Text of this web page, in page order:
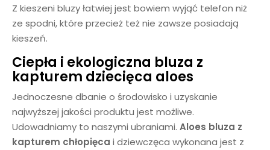
Z kieszeni bluzy łatwiej jest bowiem wyjąć telefon niż
ze spodni, które przecież też nie zawsze posiadają
kieszeń.
Ciepła i ekologiczna bluza z
kapturem dziecięca aloes
Jednoczesne dbanie o środowisko i uzyskanie
najwyższej jakości produktu jest możliwe.
Udowadniamy to naszymi ubraniami. Aloes bluza z
kapturem chłopięca i dziewczęca wykonana jest z